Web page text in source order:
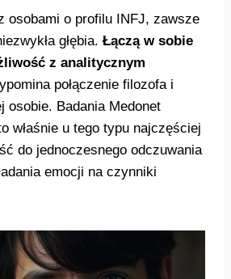
osobami o profilu INFJ, zawsze
głębia. Łączą w sobie
z analitycznym
połączenie filozofa i
osobie. Badania Medonet
właśnie u tego typu najczęściej
do jednoczesnego odczuwania
emocji na czynniki